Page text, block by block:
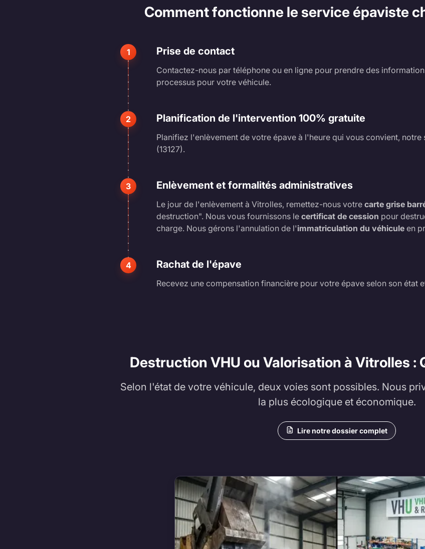
Comment fonctionne le service épaviste
1 Prise de contact
Contactez-nous par téléphone ou en ligne pour prendre des
processus pour votre véhicule.
2 Planification de l'intervention 100% gratuite
Planifiez l'enlèvement de votre épave à l'heure qui vous convient,
(13127).
3 Enlèvement et formalités administratives
Le jour de l'enlèvement à Vitrolles, remettez-nous votre carte grise
destruction". Nous vous fournissons le certificat de cession pour
charge. Nous gérons l'annulation de l'immatriculation du véhicule en
4 Rachat de l'épave
Recevez une compensation financière pour votre épave selon son état
Destruction VHU ou Valorisation à Vitrolles :
Selon l'état de votre véhicule, deux voies sont possibles. Nous
la plus écologique et économique.
Lire notre dossier complet